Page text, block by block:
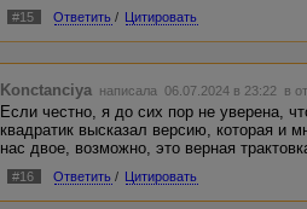
#15 Ответить / Цитировать
Konctanciya написала 06.07.2024 в 23:22 в
Если честно, я до сих пор не уверена,
квадратик высказал версию, которая и
нас двое, возможно, это верная
#16 Ответить / Цитировать